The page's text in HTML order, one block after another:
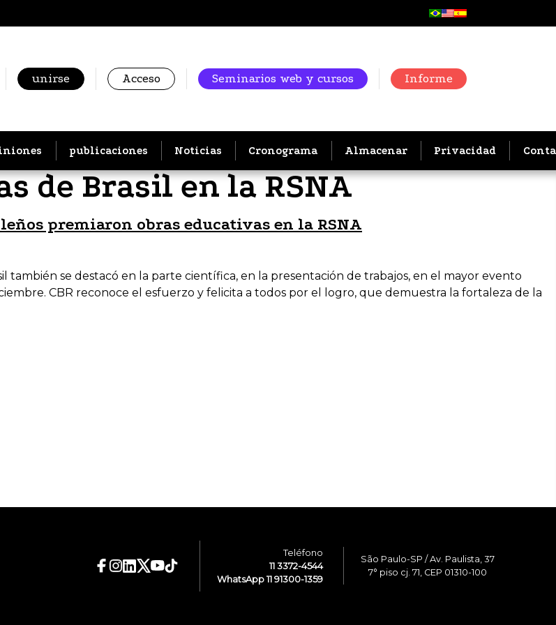
unirse Acceso Seminarios web y cursos Informe
publicaciones Noticias Cronograma Almacenar Privacidad
de Brasil en la RSNA
premiaron obras educativas en la RSNA
también se destacó en la parte científica, en la presentación de trabajos, en el mayor evento
CBR reconoce el esfuerzo y felicita a todos por el logro, que demuestra la fortaleza de la
Teléfono
11 3372-4544
WhatsApp 11 91300-1359
São Paulo-SP / Av. Paulista, 37
7° piso cj. 71, CEP 01310-100